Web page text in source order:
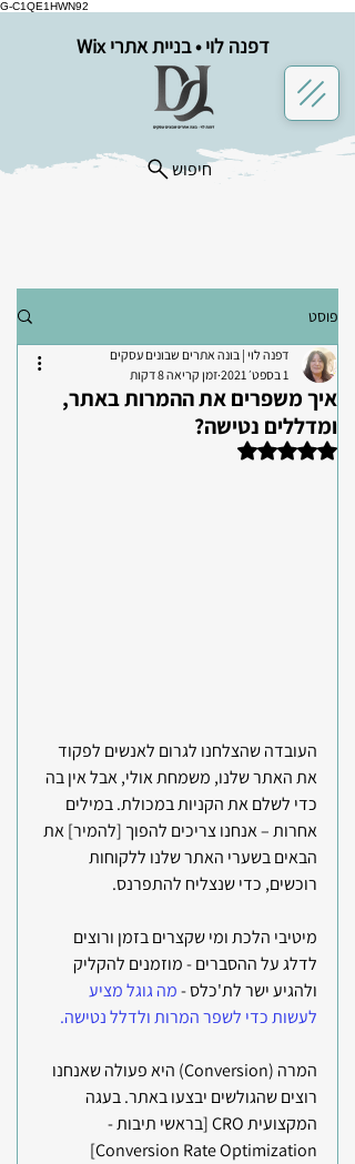
G-C1QE1HWN92
דפנה לוי • בניית אתרי Wix
חיפוש
פוסט
איך משפרים את ההמרות באתר,
ומדללים נטישה?
דפנה לוי | בונה אתרים שבונים עסקים
1 בספט׳ 2021
זמן קריאה 8 דקות
דירוג של NaN מתוך 5 כוכבים
העובדה שהצלחנו לגרום לאנשים לפקוד
את האתר שלנו, משמחת אולי, אבל אין בה
כדי לשלם את הקניות במכולת. במילים
אחרות – אנחנו צריכים להפוך [להמיר] את
הבאים בשערי האתר שלנו ללקוחות
רוכשים, כדי שנצליח להתפרנס.
מיטיבי הלכת ומי שקצרים בזמן ורוצים
לדלג על ההסברים - מוזמנים להקליק
ולהגיע ישר לת'כלס - מה גוגל מציע
לעשות כדי לשפר המרות ולדלל נטישה.
המרה (Conversion) היא פעולה שאנחנו
רוצים שהגולשים יבצעו באתר. בעגה
המקצועית CRO [בראשי תיבות -
Conversion Rate Optimization]